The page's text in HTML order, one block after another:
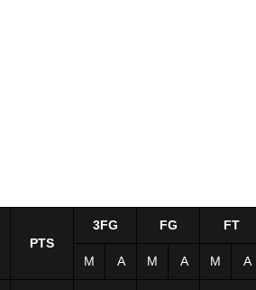
PTS
3FG FG FT
M A M A M A